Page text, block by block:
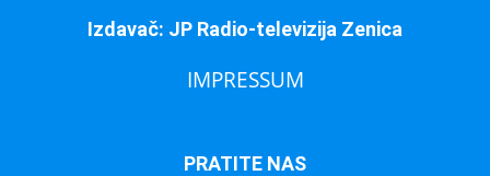
Izdavač: JP Radio-televizija Zenica
IMPRESSUM
PRATITE NAS